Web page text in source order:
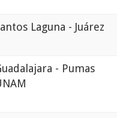
Laguna - Juárez
- Pumas